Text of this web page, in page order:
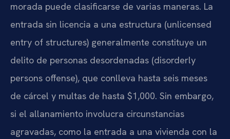
morada puede clasificarse de varias maneras. La
entrada sin licencia a una estructura (unlicensed
entry of structures) generalmente constituye un
delito de personas desordenadas (disorderly
persons offense), que conlleva hasta seis meses
de cárcel y multas de hasta $1,000. Sin embargo,
si el allanamiento involucra circunstancias
agravadas, como la entrada a una vivienda con la